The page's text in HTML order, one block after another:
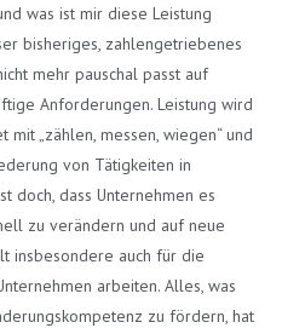
was ist mir diese Leistung
bisheriges, zahlengetriebenes
mehr pauschal passt auf
Anforderungen. Leistung wird
„zählen, messen, wiegen“ und
von Tätigkeiten in
doch, dass Unternehmen es
zu verändern und auf neue
insbesondere auch für die
arbeiten. Alles, was
zu fördern, hat